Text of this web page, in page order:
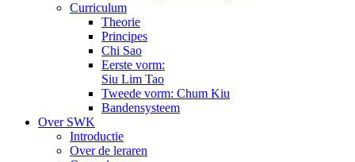
Curriculum
Theorie
Principes
Chi Sao
Eerste vorm:
Siu Lim Tao
Tweede vorm: Chum Kiu
Bandensysteem
Over SWK
Introductie
Over de leraren